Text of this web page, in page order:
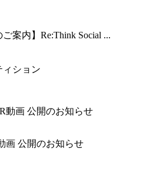
ご案内】Re:Think Social ...
ィション
画 公開のお知らせ